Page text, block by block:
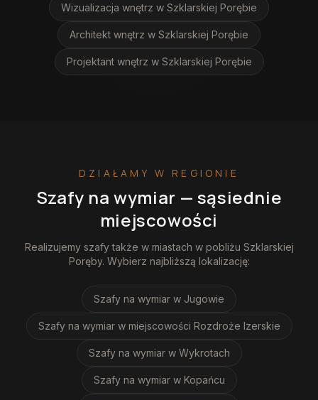
Wizualizacja wnętrz w Szklarskiej Porębie
Architekt wnętrz w Szklarskiej Porębie
Projektant wnętrz w Szklarskiej Porębie
DZIAŁAMY W REGIONIE
Szafy na wymiar — sąsiednie
miejscowości
Realizujemy szafytakże w miastach w pobliżu Szklarskiej
Poręby. Wybierz najbliższą lokalizację:
Szafy na wymiar w Jugowie
Szafy na wymiar w miejscowości Rozdroże Izerskie
Szafy na wymiar w Wykrotach
Szafy na wymiar w Kopańcu